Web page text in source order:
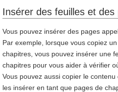
Insérer des feuilles et
Vous pouvez insérer des pages
Par exemple, lorsque vous copiez
chapitres, vous pouvez insérer une
chapitres pour vous aider à vérifier
Vous pouvez aussi copier le
les insérer en tant que pages de